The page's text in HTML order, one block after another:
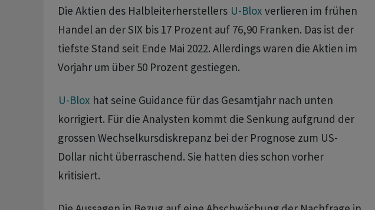
Die Aktien des Halbleiterherstellers U-Blox verlieren im frühen
Handel an der SIX bis 17 Prozent auf 76,90 Franken. Das ist der
tiefste Stand seit Ende Mai 2022. Allerdings waren die Aktien im
Vorjahr um über 50 Prozent gestiegen.
U-Blox hat seine Guidance für das Gesamtjahr nach unten
korrigiert. Für die Analysten kommt die Senkung aufgrund der
grossen Wechselkursdiskrepanz bei der Prognose zum US-
Dollar nicht überraschend. Sie hatten dies schon vorher
kritisiert.